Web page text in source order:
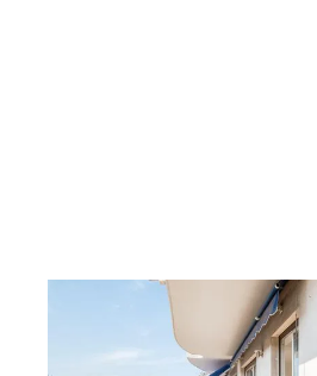
, 2 pièces
Ref : 2296